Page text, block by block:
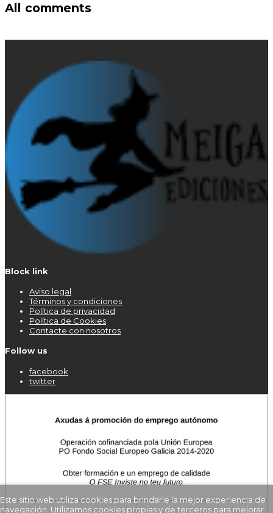
Este sitio web utiliza cookies para brindarle la mejor experiencia de
navegación. Utilizamos cookies propias y de terceros para mejorar
All comments
Block link
Aviso legal
Términos y condiciones
Política de privacidad
Política de Cookies
Contacte con nosotros
Follow us
facebook
twitter